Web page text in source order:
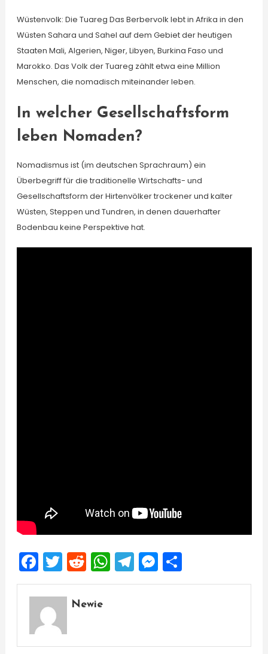
Wüstenvolk: Die Tuareg Das Berbervolk lebt in Afrika in den
Wüsten Sahara und Sahel auf dem Gebiet der heutigen
Staaten Mali, Algerien, Niger, Libyen, Burkina Faso und
Marokko. Das Volk der Tuareg zählt etwa eine Million
Menschen, die nomadisch miteinander leben.
In welcher Gesellschaftsform
leben Nomaden?
Nomadismus ist (im deutschen Sprachraum) ein
Überbegriff für die traditionelle Wirtschafts- und
Gesellschaftsform der Hirtenvölker trockener und kalter
Wüsten, Steppen und Tundren, in denen dauerhafter
Bodenbau keine Perspektive hat.
Facebook
Twitter
Reddit
WhatsApp
Telegram
Messenger
Share
Newie